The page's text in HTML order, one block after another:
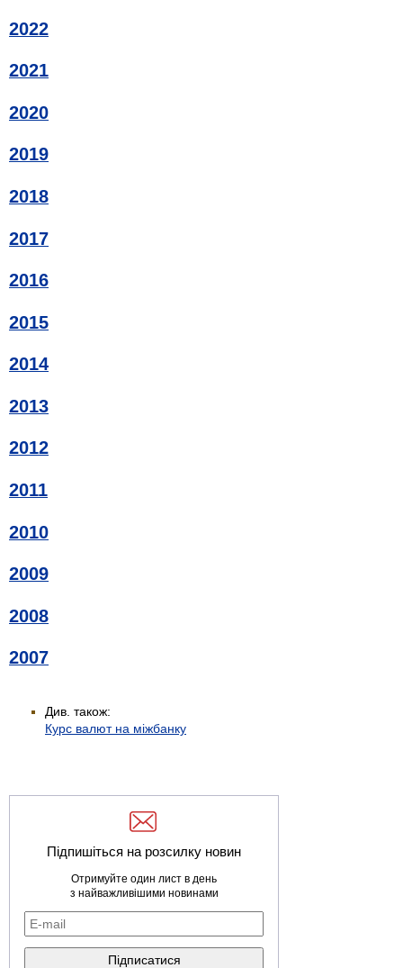
2022
2021
2020
2019
2018
2017
2016
2015
2014
2013
2012
2011
2010
2009
2008
2007
Див. також:
Курс валют на міжбанку
Підпишіться на розсилку новин
Отримуйте один лист в день
з найважливішими новинами